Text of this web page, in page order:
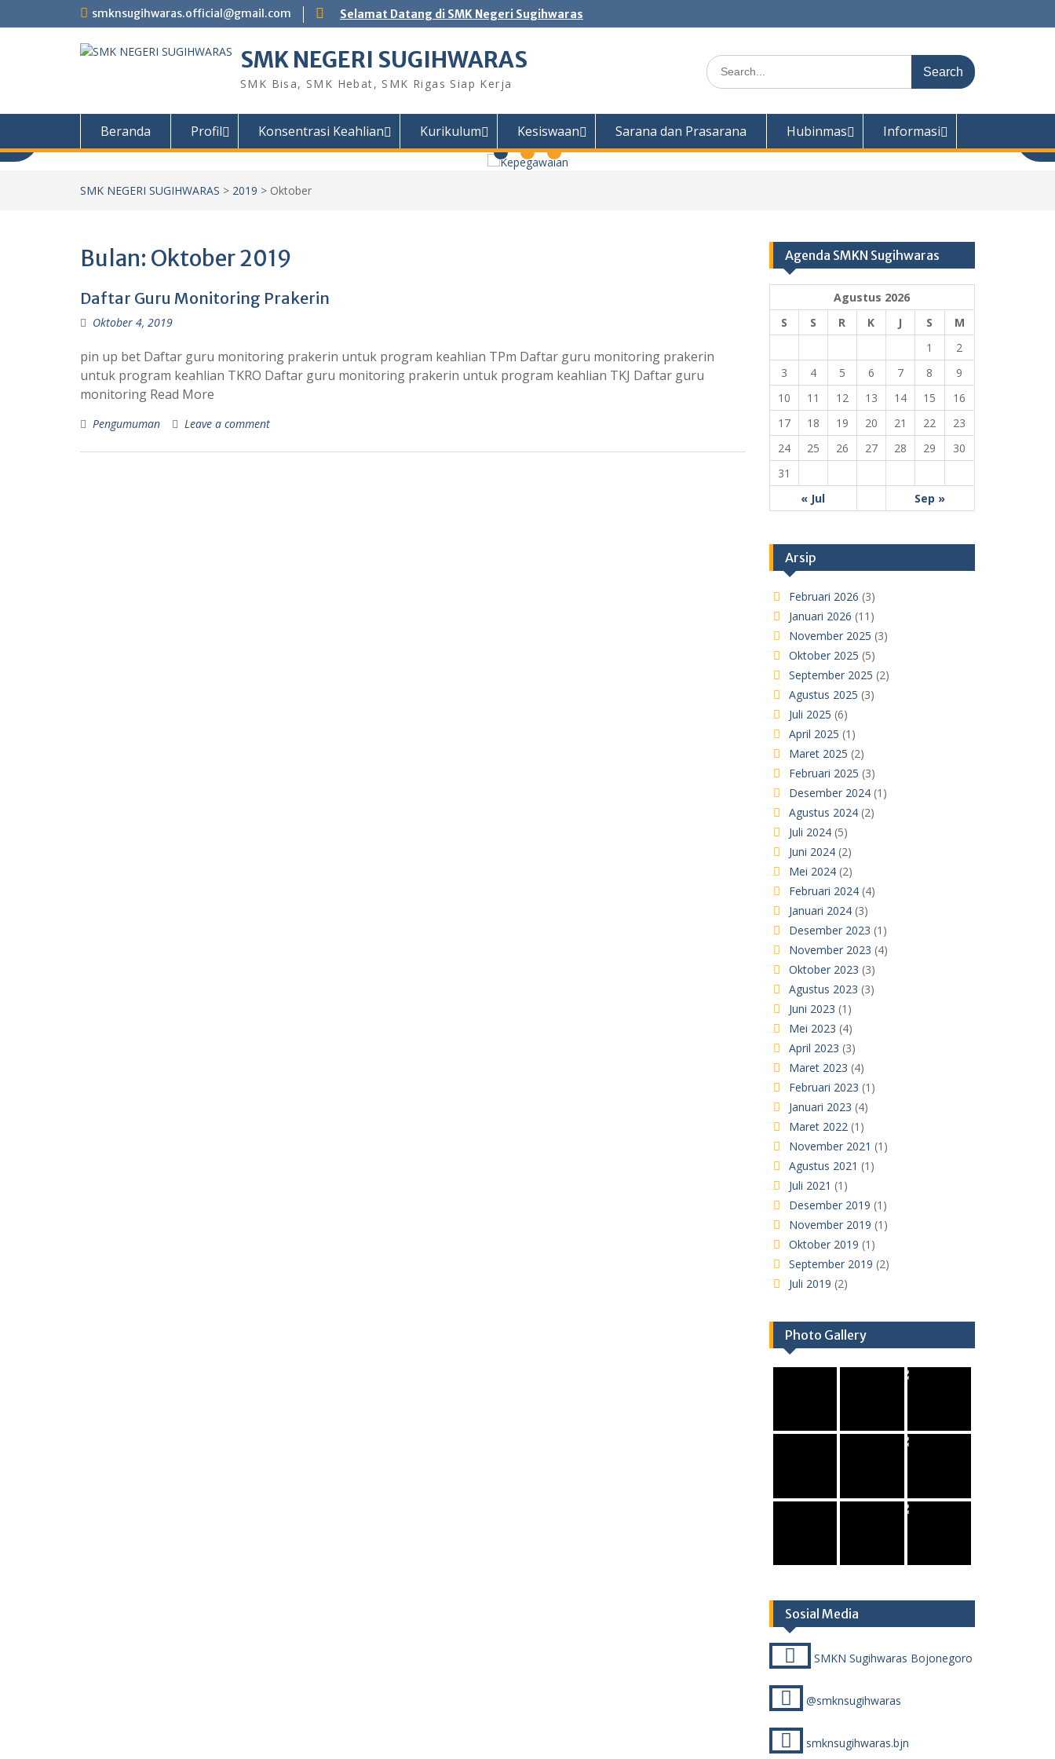
to
smknsugihwaras.official@gmail.com Selamat Datang di SMK Negeri Sugihwaras
SMK NEGERI SUGIHWARAS
SMK Bisa, SMK Hebat, SMK Rigas Siap Kerja
Search
for:
Beranda Profil Konsentrasi Keahlian Kurikulum Kesiswaan Sarana dan Prasarana Hubinmas Informasi
SMK NEGERI SUGIHWARAS > 2019 > Oktober
Bulan: Oktober 2019
Daftar Guru Monitoring Prakerin
Oktober 4, 2019
pin up bet Daftar guru monitoring prakerin untuk program keahlian TPm Daftar guru monitoring prakerin
untuk program keahlian TKRO Daftar guru monitoring prakerin untuk program keahlian TKJ Daftar guru
monitoring Read More
Pengumuman Leave a comment
Agenda SMKN Sugihwaras
Agustus 2026
S
S R K J S
M
1
2
3
4 5 6 7 8
9
10
11 12 13 14 15
16
17
18 19 20 21 22
23
24
25 26 27 28 29
30
31
« Jul
Sep »
Arsip
Februari 2026 (3)
Januari 2026 (11)
November 2025 (3)
Oktober 2025 (5)
September 2025 (2)
Agustus 2025 (3)
Juli 2025 (6)
April 2025 (1)
Maret 2025 (2)
Februari 2025 (3)
Desember 2024(1)
Agustus 2024(2)
Juli 2024(5)
Juni 2024(2)
Mei 2024(2)
Februari 2024(4)
Januari 2024(3)
Desember 2023 (1)
November 2023 (4)
Oktober 2023 (3)
Agustus 2023 (3)
Juni 2023 (1)
Mei 2023 (4)
April 2023 (3)
Maret 2023 (4)
Februari 2023 (1)
Januari 2023 (4)
Maret 2022 (1)
November 2021 (1)
Agustus 2021 (1)
Juli 2021 (1)
Desember 2019 (1)
November 2019 (1)
Oktober 2019 (1)
September 2019 (2)
Juli 2019 (2)
Photo Gallery
Sosial Media
SMKN Sugihwaras Bojonegoro
@smknsugihwaras
smknsugihwaras.bjn